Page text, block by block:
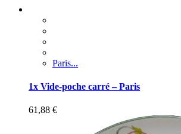
Paris...
1x Vide-poche carré – Paris
61,88 €